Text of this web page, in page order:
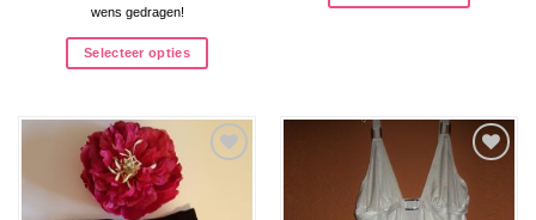
wens gedragen!
Selecteer opties
verlanglijst
toevoegen
Aan
verlanglijst
toevoegen